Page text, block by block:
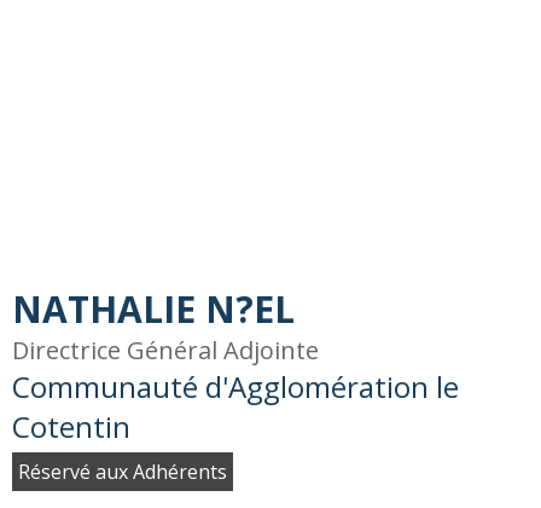
NATHALIE N?EL
Directrice Général Adjointe
Communauté d'Agglomération le
Cotentin
Réservé aux Adhérents